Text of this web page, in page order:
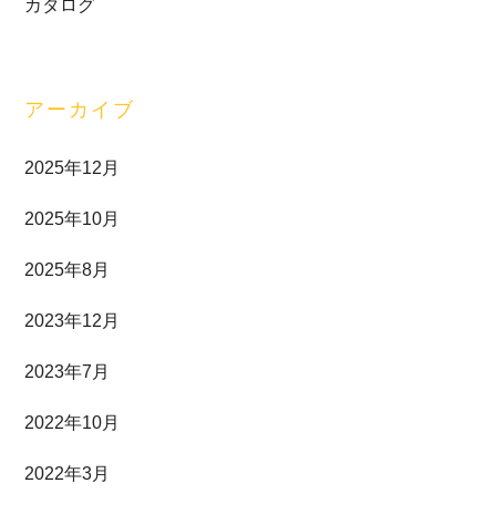
カタログ
アーカイブ
2025年12月
2025年10月
2025年8月
2023年12月
2023年7月
2022年10月
2022年3月